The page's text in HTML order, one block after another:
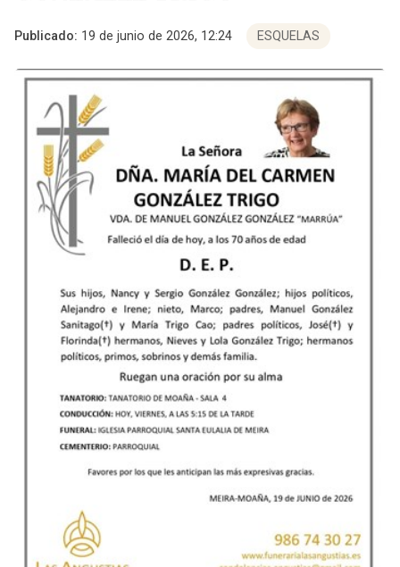
Publicado: 19 de junio de 2026, 12:24 ESQUELAS